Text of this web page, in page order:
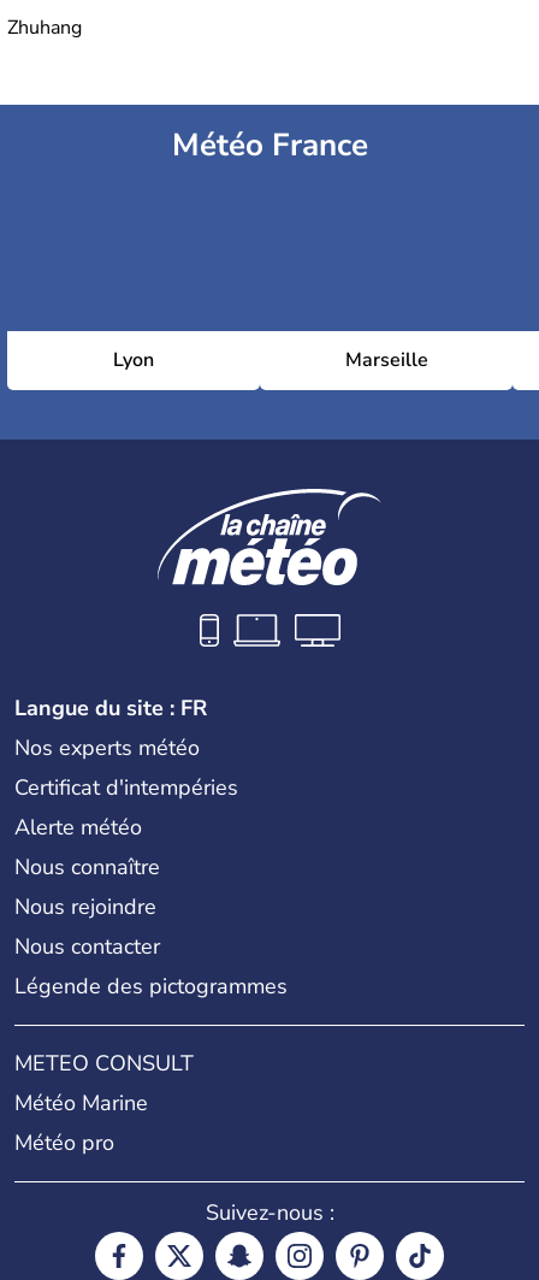
Zhuhang
Météo France
Lyon Marseille
Langue du site : FR
Nos experts météo
Certificat d'intempéries
Alerte météo
Nous connaître
Nous rejoindre
Nous contacter
Légende des pictogrammes
METEO CONSULT
Météo Marine
Météo pro
Suivez-nous :